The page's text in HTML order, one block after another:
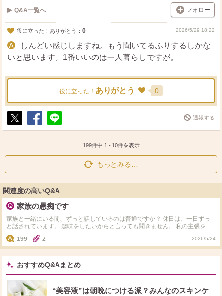
Q&A一覧へ フォロー
役に立った！ありがとう： 0 2026/5/29 18:22
しんどい感じしますね。もう聞いてるふりするしかな
いと思います。1番いいのは一人暮らしですが。
役に立った！ ありがとう 0
ポ
シ
送
通報する
199件中 1 - 10件を表示
もっとみる…
関連度の高いQ&A
家族の愚痴です
家族と一緒にいる間、ずっと話しているのは普通ですか？ 休日は、一日ずっ
と話されています。 趣味をしたいからと言っても聞きません。 私の主張を流
されたり、愚痴だから聞いてよ、世間話で話した方が脳にいいから、世間話し
よ、テレビや何かをつけていながら延々と話してたり、など理由をつけて話さ
れます。 私が子供の頃から話していることと、何年も前から話していること
があって、もう1000回は聞いたくらいなんです。 一人暮らしはできません。
こういう時、もう我慢するしかないんでしょうか？ もう40年近くしていま
す。突き放しても、聞け！と言います。 あなたならどうしますか？
199 2 2026/5/24
おすすめQ&Aまとめ
“美容液”は朝晩につける派？みんなのスキンケ